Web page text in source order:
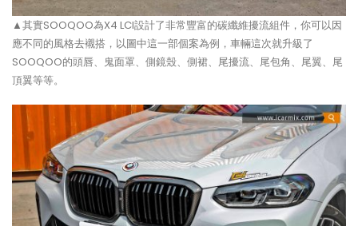
▲其實SOOQOO為X4 LCI設計了非常豐富的碳纖維擾流組件，你可以因
應不同的風格去襯搭，以圖中這一部個案為例，車輛這次就升級了
SOOQOO的頭唇、鬼面罩、側鏡殼、側裙、尾擾流、尾包角、尾翼、尾
頂翼等等。